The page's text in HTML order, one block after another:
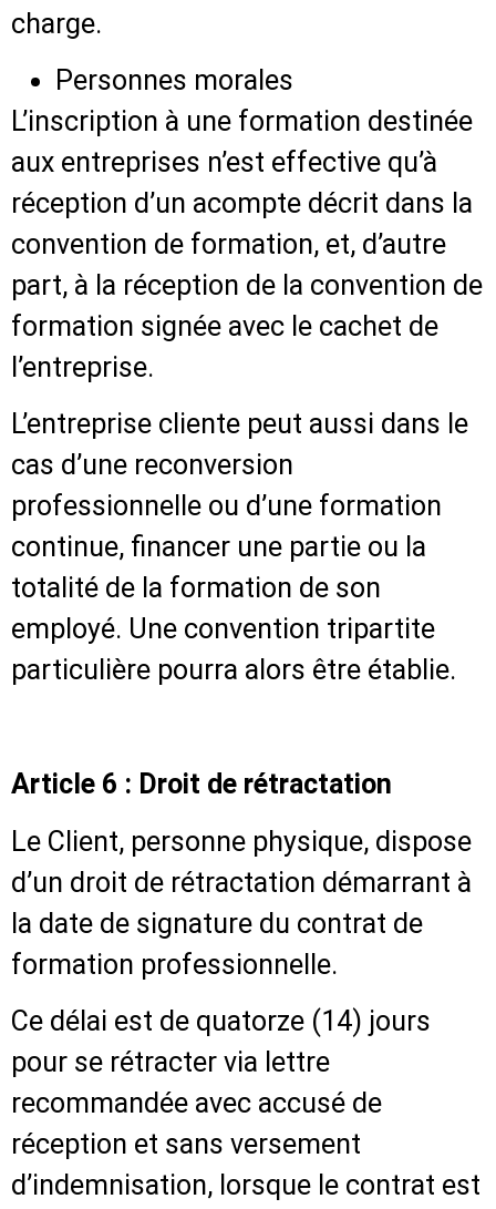
charge.
Personnes morales
L’inscription à une formation destinée
aux entreprises n’est effective qu’à
réception d’un acompte décrit dans la
convention de formation, et, d’autre
part, à la réception de la convention de
formation signée avec le cachet de
l’entreprise.
L’entreprise cliente peut aussi dans le
cas d’une reconversion
professionnelle ou d’une formation
continue, financer une partie ou la
totalité de la formation de son
employé. Une convention tripartite
particulière pourra alors être établie.
Article 6 : Droit de rétractation
Le Client, personne physique, dispose
d’un droit de rétractation démarrant à
la date de signature du contrat de
formation professionnelle.
Ce délai est de quatorze (14) jours
pour se rétracter via lettre
recommandée avec accusé de
réception et sans versement
d’indemnisation, lorsque le contrat est